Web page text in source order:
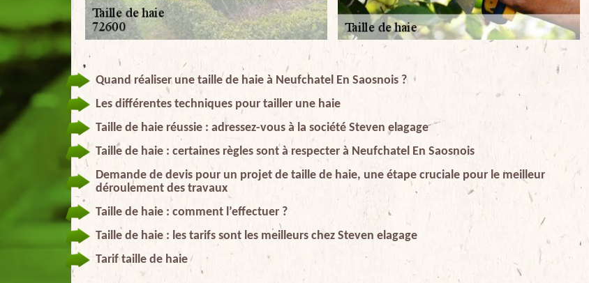
Quand réaliser une taille de haie à Neufchatel En Saosnois ?
Les différentes techniques pour tailler une haie
Taille de haie réussie : adressez-vous à la société Steven elagage
Taille de haie : certaines règles sont à respecter à Neufchatel En Saosnois
Demande de devis pour un projet de taille de haie, une étape cruciale pour le meilleur
déroulement des travaux
Taille de haie : comment l’effectuer ?
Taille de haie : les tarifs sont les meilleurs chez Steven elagage
Tarif taille de haie